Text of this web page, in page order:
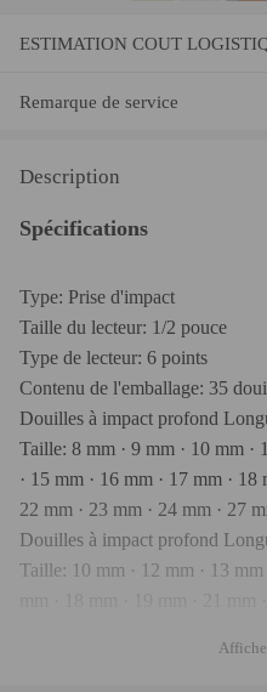
ESTIMATION COUT
Remarque de service
Description
Spécifications
Type: Prise d'impact
Taille du lecteur: 1/2 pouce
Type de lecteur: 6 points
Contenu de l'emballage: 35
Douilles à impact profond
Taille: 8 mm · 9 mm · 10 mm ·
· 15 mm · 16 mm · 17 mm ·
22 mm · 23 mm · 24 mm · 27
Douilles à impact profond
Taille: 10 mm · 12 mm · 13